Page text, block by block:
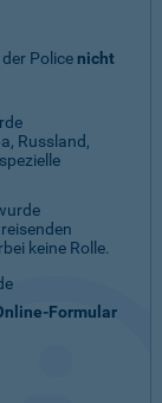
Police nicht
Russland,
keine Rolle.
Formular